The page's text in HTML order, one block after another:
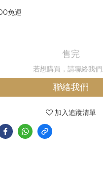
免運
售完
若想購買，請聯絡我們
聯絡我們
加入追蹤清單